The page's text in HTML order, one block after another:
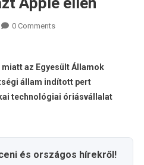
0 Comments
az Egyesült Államok
állam indított pert
technológiai óriásvállalat
és országos hírekről!